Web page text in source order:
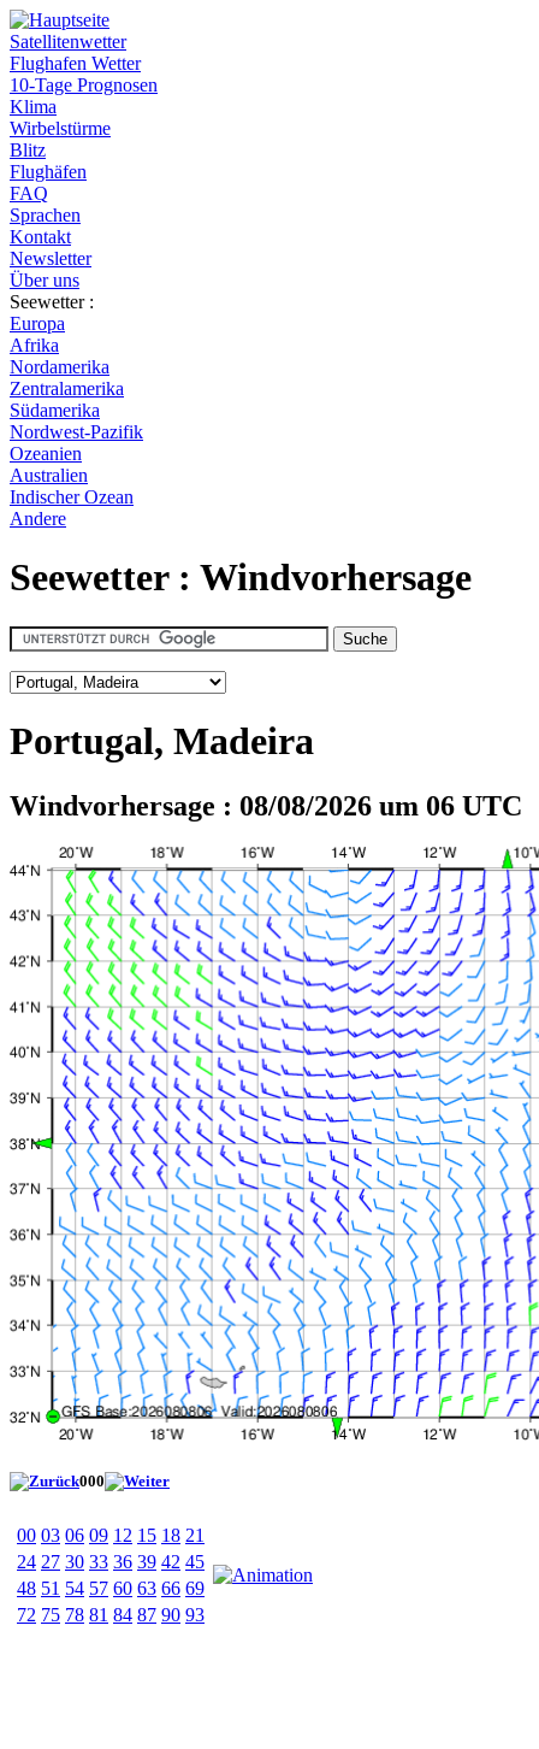
Satellitenwetter
Flughafen Wetter
10-Tage Prognosen
Klima
Wirbelstürme
Blitz
Flughäfen
FAQ
Sprachen
Kontakt
Newsletter
Über uns
Seewetter :
Europa
Afrika
Nordamerika
Zentralamerika
Südamerika
Nordwest-Pazifik
Ozeanien
Australien
Indischer Ozean
Andere
Seewetter : Windvorhersage
Portugal, Madeira
Windvorhersage : 08/08/2026 um 06 UTC
000
00 03 06 09 12 15 18 21
24 27 30 33 36 39 42 45
48 51 54 57 60 63 66 69
72 75 78 81 84 87 90 93